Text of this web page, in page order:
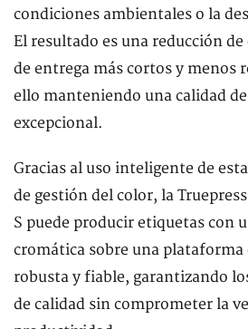
condiciones ambientales o la
El resultado es una reducción
de entrega más cortos y menos
ello manteniendo una calidad
excepcional.
Gracias al uso inteligente de
de gestión del color, la
S puede producir etiquetas con
cromática sobre una
robusta y fiable, garantizando
de calidad sin comprometer la